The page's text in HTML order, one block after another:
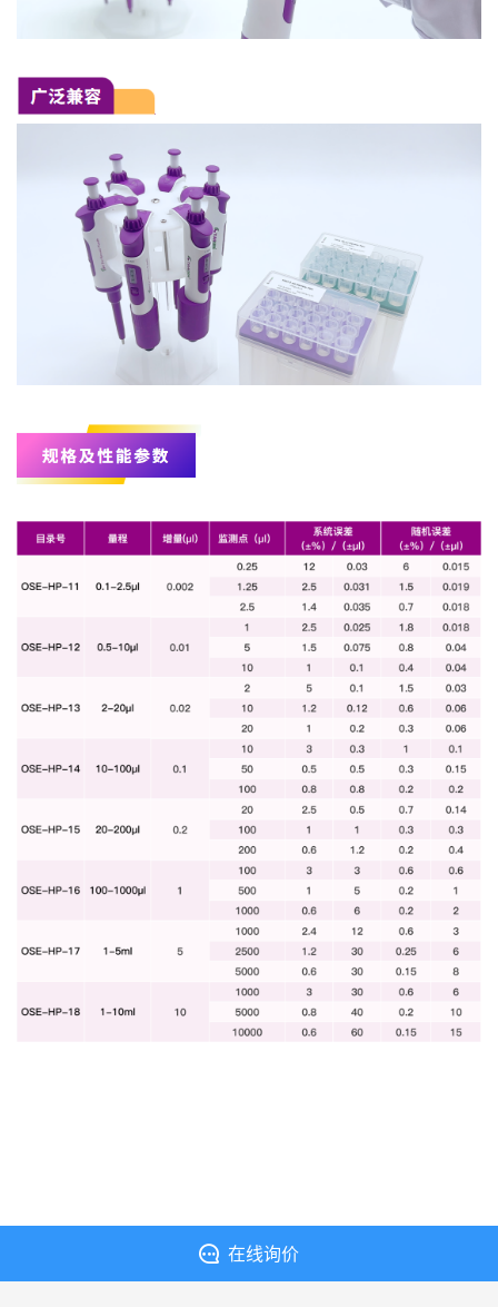
丁香通提供入驻支持
在线询价